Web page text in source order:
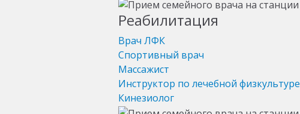
Реабилитация
Врач ЛФК
Спортивный врач
Массажист
Инструктор по лечебной физкультуре
Кинезиолог